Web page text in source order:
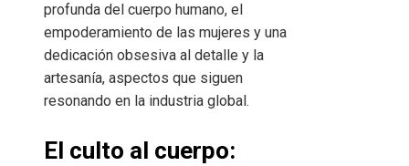
profunda del cuerpo humano, el
empoderamiento de las mujeres y una
dedicación obsesiva al detalle y la
artesanía, aspectos que siguen
resonando en la industria global.
El culto al cuerpo: